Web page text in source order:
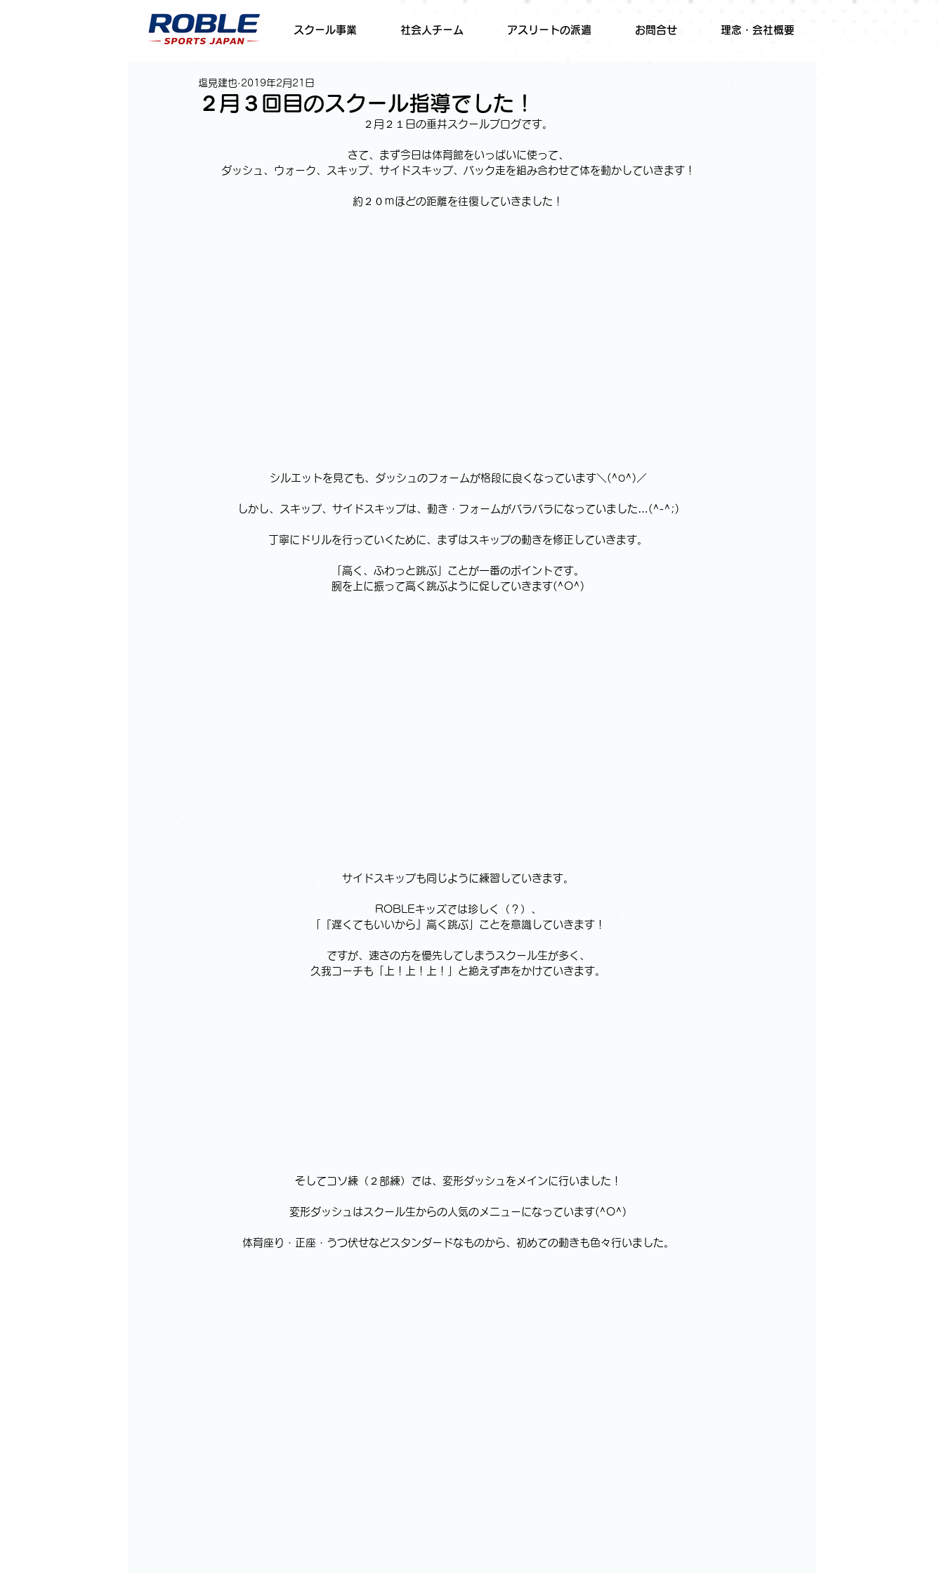
スクール事業 社会人チーム アスリートの派遣 お問合せ 理念・会社概要
２月３回目のスクール指導でした！
塩見建也 2019年2月21日
２月２１日の垂井スクールブログです。
さて、まず今日は体育館をいっぱいに使って、
ダッシュ、ウォーク、スキップ、サイドスキップ、バック走を組み合わせて体を動かしていきます！
約２０ｍほどの距離を往復していきました！
シルエットを見ても、ダッシュのフォームが格段に良くなっています＼(^o^)／
しかし、スキップ、サイドスキップは、動き・フォームがバラバラになっていました…(^-^;)
丁寧にドリルを行っていくために、まずはスキップの動きを修正していきます。
「高く、ふわっと跳ぶ」ことが一番のポイントです。
腕を上に振って高く跳ぶように促していきます(^O^)
サイドスキップも同じように練習していきます。
ROBLEキッズでは珍しく（？）、
「『遅くてもいいから』高く跳ぶ」ことを意識していきます！
ですが、速さの方を優先してしまうスクール生が多く、
久我コーチも「上！上！上！」と絶えず声をかけていきます。
そしてコソ練（２部練）では、変形ダッシュをメインに行いました！
変形ダッシュはスクール生からの人気のメニューになっています(^O^)
体育座り・正座・うつ伏せなどスタンダードなものから、初めての動きも色々行いました。